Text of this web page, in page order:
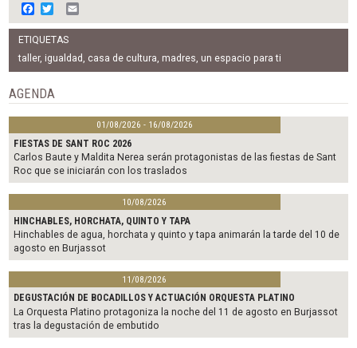
F
a
c
e
b
o
o
k
w
i
t
t
e
m
a
l
ETIQUETAS
taller, igualdad , casa de cultura, madres, un espacio para ti
AGENDA
01/08/2026 - 16/08/2026
FIESTAS DE SANT ROC 2026
Carlos Baute y Maldita Nerea serán protagonistas de las fiestas de Sant
Roc que se iniciarán con los traslados
10/08/2026
HINCHABLES, HORCHATA, QUINTO Y TAPA
Hinchables de agua, horchata y quinto y tapa animarán la tarde del 10 de
agosto en Burjassot
11/08/2026
DEGUSTACIÓN DE BOCADILLOS Y ACTUACIÓN ORQUESTA PLATINO
La Orquesta Platino protagoniza la noche del 11 de agosto en Burjassot
tras la degustación de embutido